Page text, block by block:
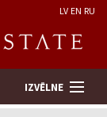
LV EN RU
IZVĒLNE